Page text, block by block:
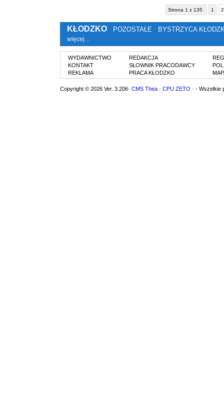
Strona 1 z 135 1 2
KŁODZKO POZOSTAŁE BYSTRZYCA
więcej…
WYDAWNICTWO
KONTAKT
REKLAMA
REDAKCJA
SŁOWNIK PRACODAWCY
PRACA KŁODZKO
Copyright © 2026 Ver. 3.206· CMS Thea · CPU ZETO · - Wszelkie